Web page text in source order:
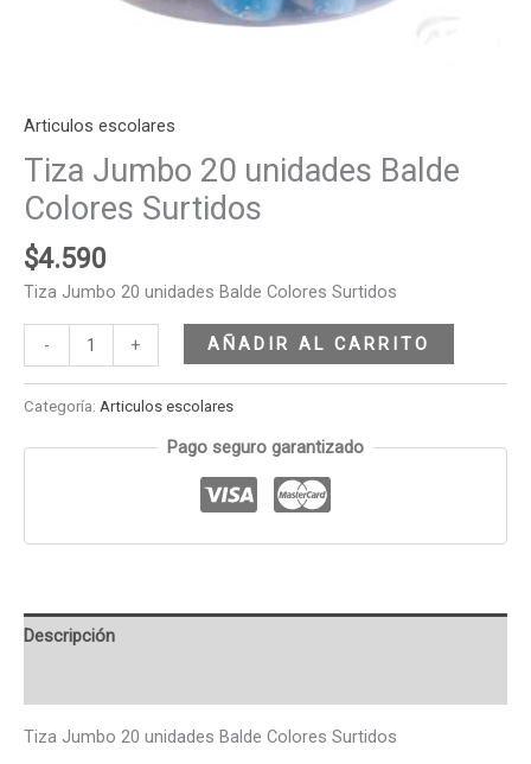
Articulos escolares
Tiza Jumbo 20 unidades Balde
Colores Surtidos
$4.590
Tiza Jumbo 20 unidades Balde Colores Surtidos
- + AÑADIR AL CARRITO
Categoría: Articulos escolares
Pago seguro garantizado
Descripción
Tiza Jumbo 20 unidades Balde Colores Surtidos